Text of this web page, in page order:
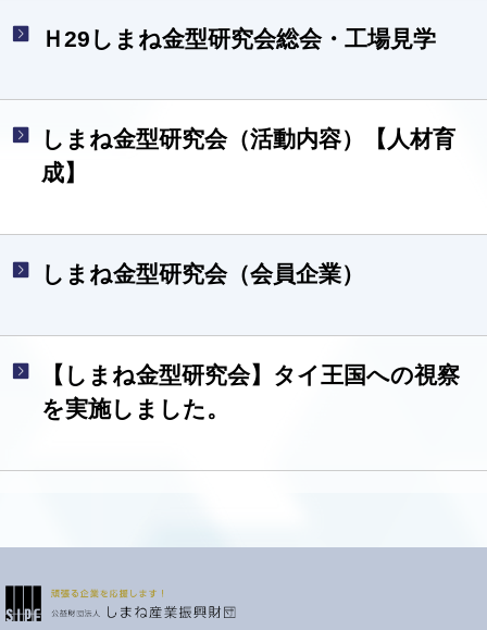
Ｈ29しまね金型研究会総会・工場見学
しまね金型研究会（活動内容）【人材育
成】
しまね金型研究会（会員企業）
【しまね金型研究会】タイ王国への視察
を実施しました。